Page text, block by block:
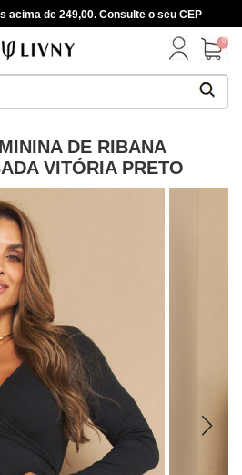
acima de 249,00. Consulte o seu CEP
0
DE RIBANA
VITÓRIA PRETO